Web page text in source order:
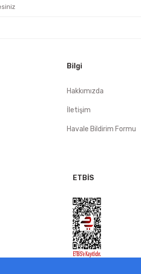
hızlı Bilgi
Hakkımızda
İletişim
Havale Bildirim Formu
ETBİS